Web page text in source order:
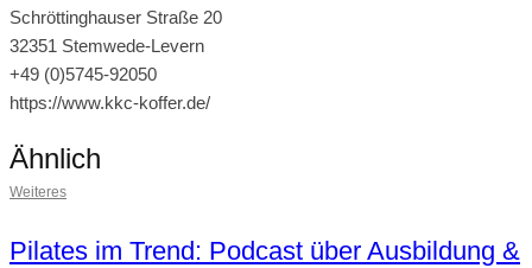
Schröttinghauser Straße 20
32351 Stemwede-Levern
+49 (0)5745-92050
https://www.kkc-koffer.de/
Ähnlich
Weiteres
Pilates im Trend: Podcast über Ausbildung &